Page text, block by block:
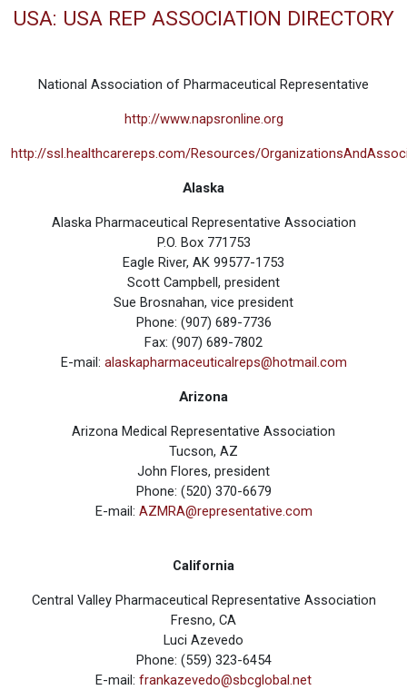
USA: USA REP ASSOCIATION DIRECTORY
National Association of Pharmaceutical Representative
http://www.napsronline.org
http://ssl.healthcarereps.com/Resources/
Alaska
Alaska Pharmaceutical Representative Association
P.O. Box 771753
Eagle River, AK 99577-1753
Scott Campbell, president
Sue Brosnahan, vice president
Phone: (907) 689-7736
Fax: (907) 689-7802
E-mail: alaskapharmaceuticalreps@hotmail.com
Arizona
Arizona Medical Representative Association
Tucson, AZ
John Flores, president
Phone: (520) 370-6679
E-mail: AZMRA@representative.com
California
Central Valley Pharmaceutical Representative Association
Fresno, CA
Luci Azevedo
Phone: (559) 323-6454
E-mail: frankazevedo@sbcglobal.net